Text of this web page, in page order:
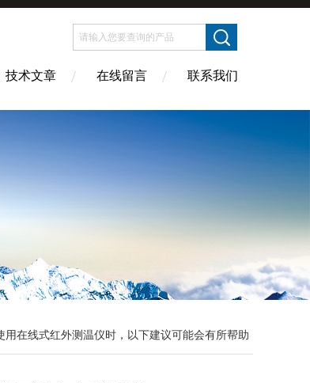
技术文章 在线留言 联系我们
用在线式红外测温仪时，以下建议可能会有所帮助